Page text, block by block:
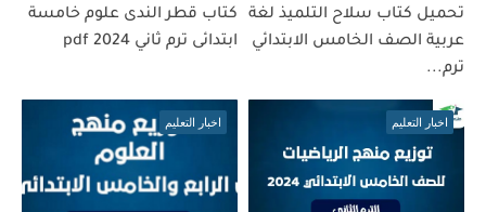
تحميل كتاب سلاح التلميذ لغة
عربية الصف الخامس الابتدائي
ترم...
كتاب قطر الندى علوم خامسة
ابتدائى ترم ثاني 2024 pdf
اخبار التعليم اخبار التعليم